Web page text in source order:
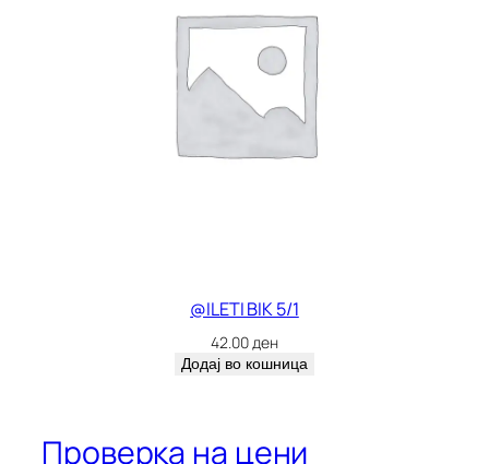
@ILETI BIK 5/1
42.00ден
Додај во кошница
Проверка на цени